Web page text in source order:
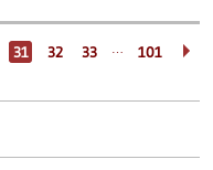
31 32 33 … 101